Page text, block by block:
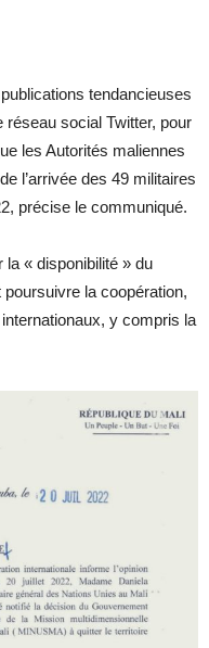
tendancieuses
réseau social Twitter, pour
les Autorités maliennes
l’arrivée des 49 militaires
précise le communiqué.
« disponibilité » du
la coopération,
y compris la